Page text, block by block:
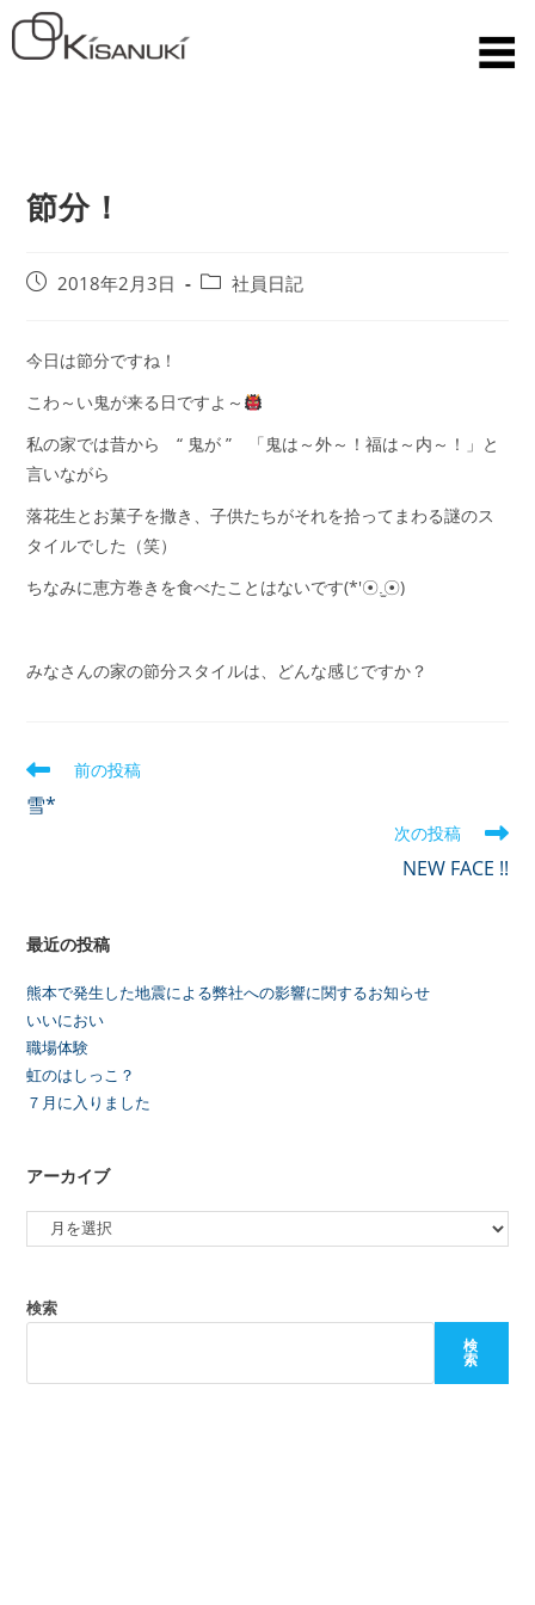
節分！
2018年2月3日 社員日記
今日は節分ですね！
こわ～い鬼が来る日ですよ～
私の家では昔から “ 鬼が ” 「鬼は～外～！福は～内～！」と
言いながら
落花生とお菓子を撒き、子供たちがそれを拾ってまわる謎のス
タイルでした（笑）
ちなみに恵方巻きを食べたことはないです(*′☉.̫☉)
みなさんの家の節分スタイルは、どんな感じですか？
前の投稿
雪*
次の投稿
NEW FACE !!
最近の投稿
熊本で発生した地震による弊社への影響に関するお知らせ
いいにおい
職場体験
虹のはしっこ？
７月に入りました
アーカイブ
検索
検
索